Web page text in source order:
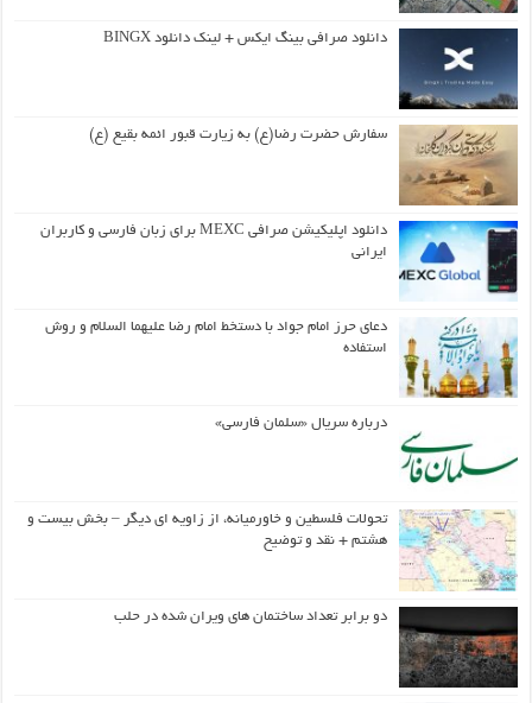
دانلود صرافی بینگ ایکس + لینک دانلود BINGX
سفارش حضرت رضا(ع) به زیارت قبور ائمه بقیع (ع)
دانلود اپلیکیشن صرافی MEXC برای زبان فارسی و کاربران
ایرانی
دعای حرز امام جواد با دستخط امام رضا علیهما السلام و روش
استفاده
درباره سریال «سلمان فارسی»
تحولات فلسطین و خاورمیانه، از زاویه ای دیگر – بخش بیست و
هشتم + نقد و توضیح
دو برابر تعداد ساختمان های ویران شده در حلب